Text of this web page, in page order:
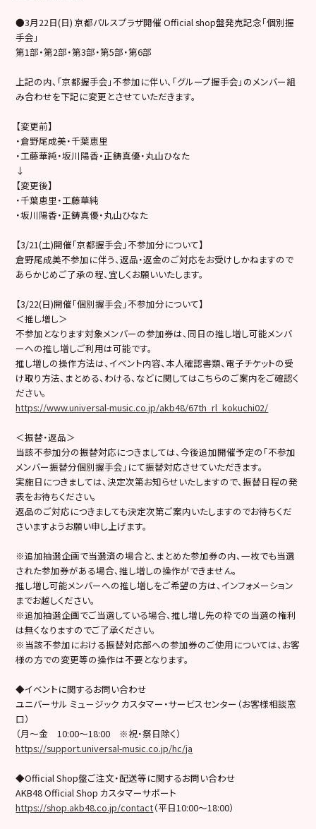
●3月22日(日) 京都パルスプラザ開催 Official shop盤発売記念「個別握
手会」
第1部・第2部・第3部・第5部・第6部
上記の内、「京都握手会」不参加に伴い、「グループ握手会」のメンバー組
み合わせを下記に変更とさせていただきます。
【変更前】
・倉野尾成美・千葉恵里
・工藤華純・坂川陽香・正鋳真優・丸山ひなた
↓
【変更後】
・千葉恵里・工藤華純
・坂川陽香・正鋳真優・丸山ひなた
【3/21(土)開催「京都握手会」不参加分について】
倉野尾成美不参加に伴う、返品・返金のご対応をお受けしかねますので
あらかじめご了承の程、宜しくお願いいたします。
【3/22(日)開催「個別握手会」不参加分について】
＜推し増し＞
不参加となります対象メンバーの参加券は、同日の推し増し可能メンバ
ーへの推し増しご利用は可能です。
推し増しの操作方法は、イベント内容、本人確認書類、電子チケットの受
け取り方法、まとめる、わける、などに関してはこちらのご案内をご確認く
ださい。
https://www.universal-music.co.jp/akb48/67th_rl_kokuchi02/
＜振替・返品＞
当該不参加分の振替対応につきましては、今後追加開催予定の「不参加
メンバー振替分個別握手会」にて振替対応させていただきます。
実施日につきましては、決定次第お知らせいたしますので、振替日程の発
表をお待ちください。
返品のご対応につきましても決定次第ご案内いたしますのでお待ちくだ
さいますようお願い申し上げます。
※追加抽選企画で当選済の場合と、まとめた参加券の内、一枚でも当選
された参加券がある場合、推し増しの操作ができません。
推し増し可能メンバーへの推し増しをご希望の方は、インフォメーション
までお越しください。
※追加抽選企画でご当選している場合、推し増し先の枠での当選の権利
は無くなりますのでご了承ください。
※当該不参加における振替対応部への参加券のご使用については、お客
様の方での変更等の操作は不要となります。
◆イベントに関するお問い合わせ
ユニバーサル ミュ－ジック カスタマー・サービスセンター（お客様相談窓
口）
（月～金 10:00～18:00 ※祝・祭日除く）
https://support.universal-music.co.jp/hc/ja
◆Official Shop盤ご注文・配送等に関するお問い合わせ
AKB48 Official Shop カスタマーサポート
https://shop.akb48.co.jp/contact（平日10:00～18:00）